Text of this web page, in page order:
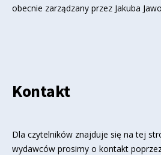
obecnie zarządzany przez Jakuba
Kontakt
Dla czytelników znajduje się na tej
wydawców prosimy o kontakt